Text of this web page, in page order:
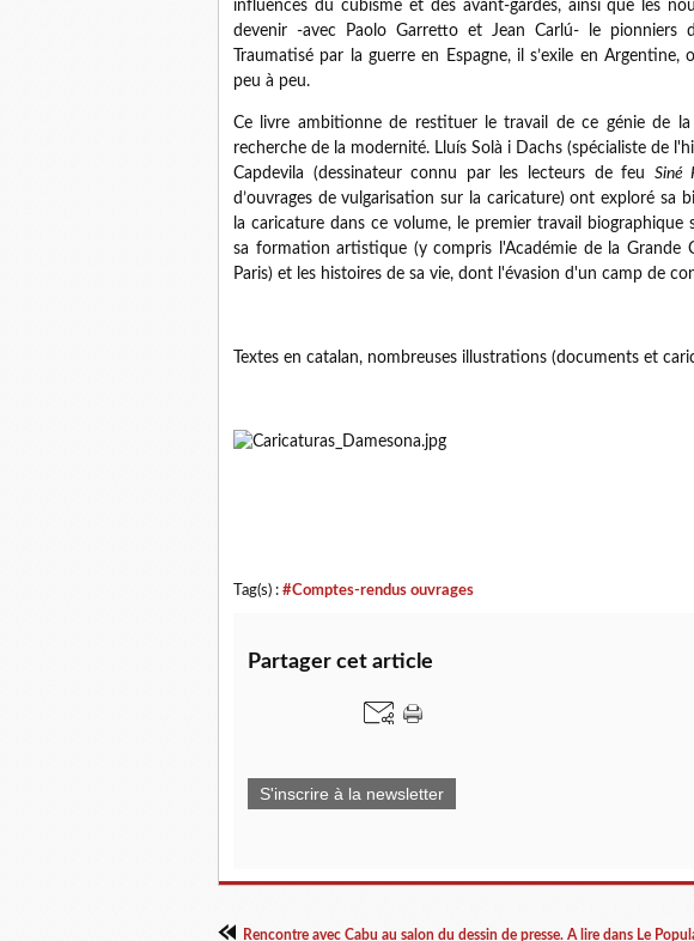
influences du cubisme et des avant-gardes, ainsi que les
devenir -avec Paolo Garretto et Jean Carlú- le pionniers
Traumatisé par la guerre en Espagne, il s’exile en
peu à peu.
Ce livre ambitionne de restituer le travail de ce génie de
recherche de la modernité. Lluís Solà i Dachs (spécialiste de
Capdevila (dessinateur connu par les lecteurs de feu Siné
d’ouvrages de vulgarisation sur la caricature) ont exploré sa
la caricature dans ce volume, le premier travail
sa formation artistique (y compris l'Académie de la Grande
Paris) et les histoires de sa vie, dont l'évasion d'un camp de
Textes en catalan, nombreuses illustrations (documents et
Tag(s) : #Comptes-rendus ouvrages
Partager cet article
S'inscrire à la newsletter